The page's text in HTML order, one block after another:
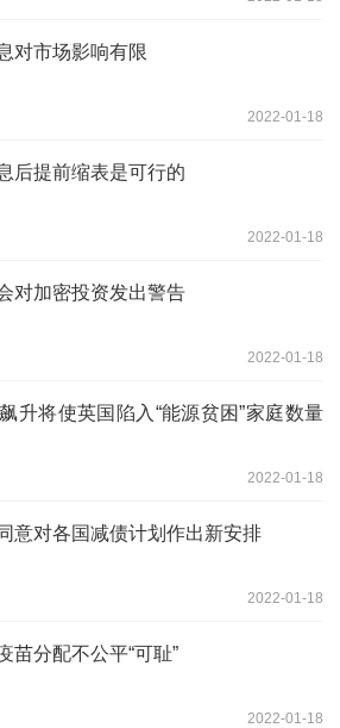
对市场影响有限
2022-01-18
后提前缩表是可行的
2022-01-18
对加密投资发出警告
2022-01-18
升将使英国陷入“能源贫困”家庭数量
2022-01-18
意对各国减债计划作出新安排
2022-01-18
苗分配不公平“可耻”
2022-01-18